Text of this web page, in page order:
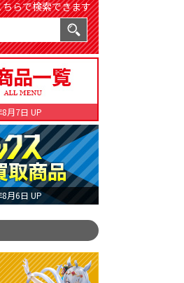
らで検索できます
月7日 UP
月6日 UP